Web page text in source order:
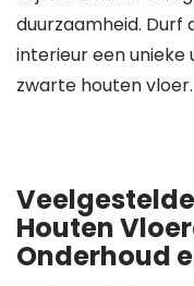
duurzaamheid. Durf
interieur een
zwarte houten vloer.
Houten
Onderhoud